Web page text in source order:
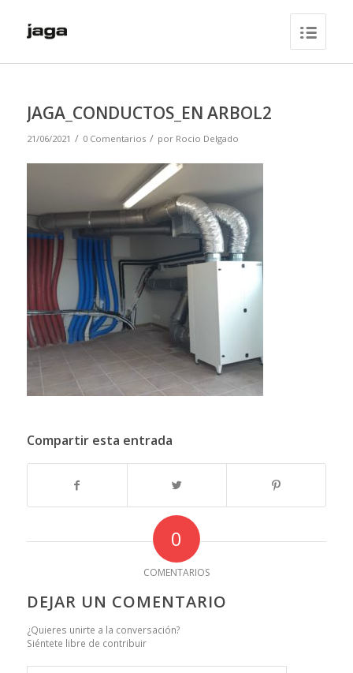
JAGA_CONDUCTOS_EN ARBOL2
21/06/2021 / 0 Comentarios / por Rocio Delgado
Compartir esta entrada
0
COMENTARIOS
DEJAR UN COMENTARIO
¿Quieres unirte a la conversación?
Siéntete libre de contribuir